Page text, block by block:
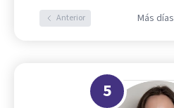
Anterior Más días
5